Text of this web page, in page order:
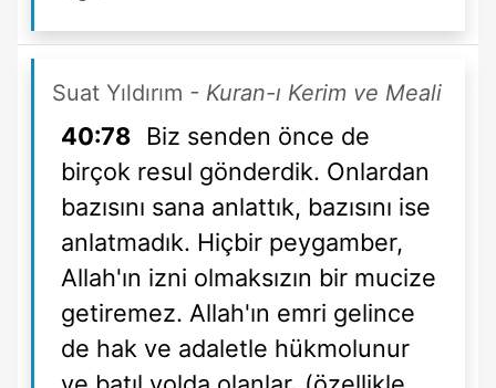
Suat Yıldırım - Kuran-ı Kerim ve Meali
40:78
Biz senden önce de
birçok resul gönderdik. Onlardan
bazısını sana anlattık, bazısını ise
anlatmadık. Hiçbir peygamber,
Allah'ın izni olmaksızın bir mucize
getiremez. Allah'ın emri gelince
de hak ve adaletle hükmolunur